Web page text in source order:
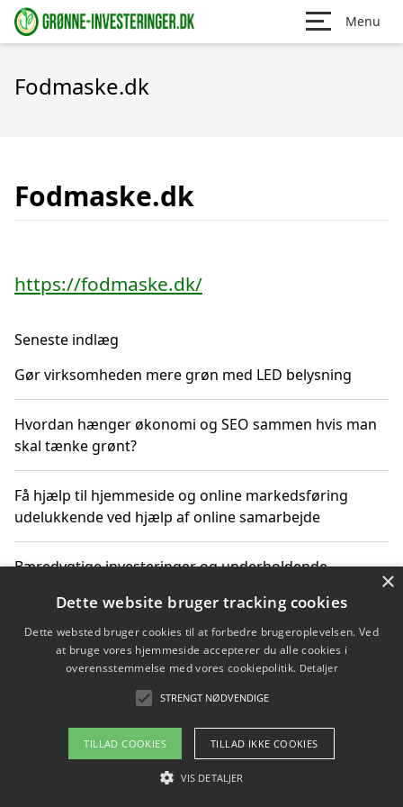
Menu
Fodmaske.dk
Fodmaske.dk
https://fodmaske.dk/
Seneste indlæg
Gør virksomheden mere grøn med LED belysning
Hvordan hænger økonomi og SEO sammen hvis man
skal tænke grønt?
Få hjælp til hjemmeside og online markedsføring
udelukkende ved hjælp af online samarbejde
Bæredygtige investeringer og underholdende
Sådan kan online møder for virksomheder fremme
grønne investeringer
Copyright 2026 - Pilanto Aps
Om / kontakt
×
Dette website bruger tracking cookies
Dette websted bruger cookies til at forbedre brugeroplevelsen. Ved
at bruge vores hjemmeside accepterer du alle cookies i
overensstemmelse med vores cookiepolitik. Detaljer
STRENGT NØDVENDIGE
TILLAD COOKIES TILLAD IKKE COOKIES
VIS DETALJER